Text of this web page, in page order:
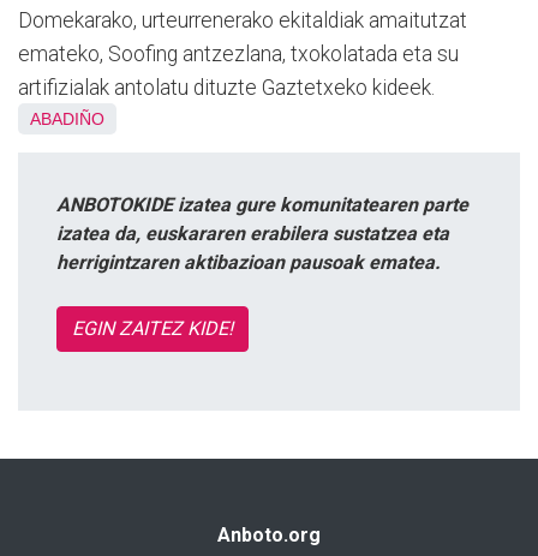
Domekarako, urteurrenerako ekitaldiak amaitutzat
emateko, Soofing antzezlana, txokolatada eta su
artifizialak antolatu dituzte Gaztetxeko kideek.
ABADIÑO
ANBOTOKIDE izatea gure komunitatearen parte
izatea da, euskararen erabilera sustatzea eta
herrigintzaren aktibazioan pausoak ematea.
EGIN ZAITEZ KIDE!
Anboto.org